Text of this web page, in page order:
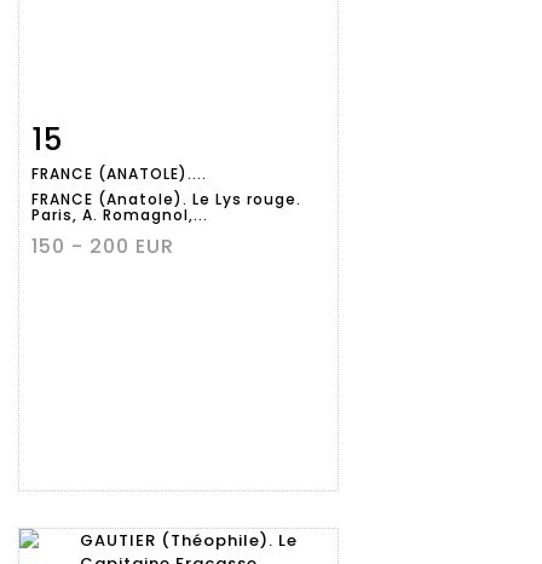
détaillée
15
FRANCE (ANATOLE)....
FRANCE (Anatole). Le Lys rouge.
Paris, A. Romagnol,...
150 - 200 EUR